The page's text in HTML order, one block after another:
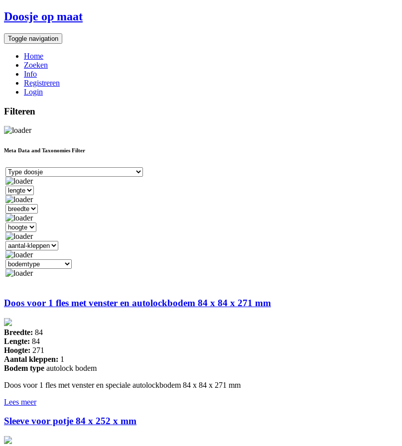
Doosje op maat
Toggle navigation
Home
Zoeken
Info
Registreren
Login
Filteren
Meta Data and Taxonomies Filter
Doos voor 1 fles met venster en autolockbodem 84 x 84 x 271 mm
Breedte: 84
Lengte: 84
Hoogte: 271
Aantal kleppen: 1
Bodem type autolock bodem
Doos voor 1 fles met venster en speciale autolockbodem 84 x 84 x 271 mm
Lees meer
Sleeve voor potje 84 x 252 x mm